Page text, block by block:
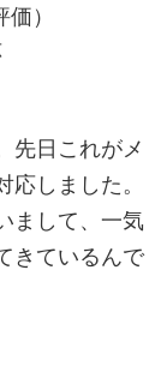
）
先日これがメ
しました。
まして、一気
きているんで